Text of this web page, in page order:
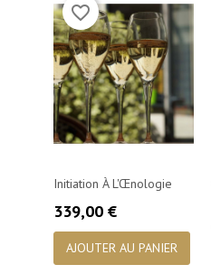
Initiation À L'Œnologie
Prix
339,00 €
AJOUTER AU PANIER
favorite_border